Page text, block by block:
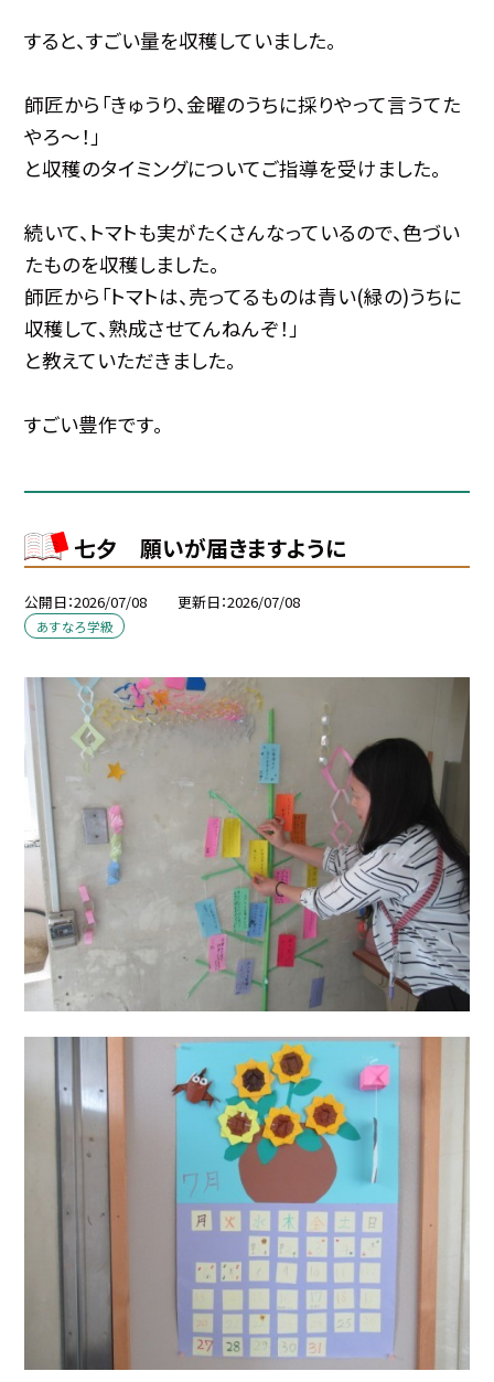
すると、すごい量を収穫していました。
師匠から「きゅうり、金曜のうちに採りやって言うてた
やろ～！」
と収穫のタイミングについてご指導を受けました。
続いて、トマトも実がたくさんなっているので、色づい
たものを収穫しました。
師匠から「トマトは、売ってるものは青い(緑の)うちに
収穫して、熟成させてんねんぞ！」
と教えていただきました。
すごい豊作です。
七夕 願いが届きますように
公開日 2026/07/08 更新日 2026/07/08
あすなろ学級